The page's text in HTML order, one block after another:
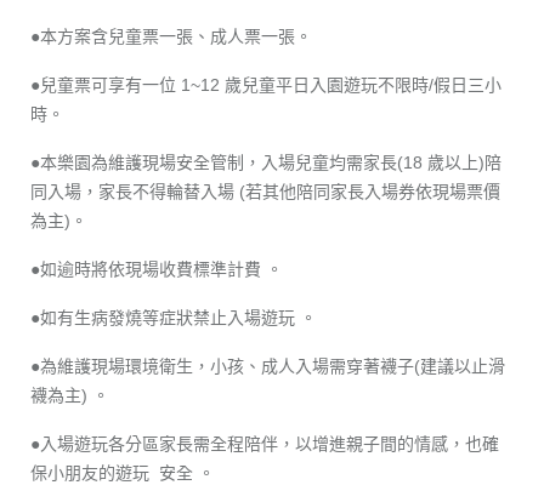
●本方案含兒童票一張、成人票一張。
●兒童票可享有一位 1~12 歲兒童平日入園遊玩不限時/假日三小
時。
●本樂園為維護現場安全管制，入場兒童均需家長(18 歲以上)陪
同入場，家長不得輪替入場 (若其他陪同家長入場券依現場票價
為主)。
●如逾時將依現場收費標準計費 。
●如有生病發燒等症狀禁止入場遊玩 。
●為維護現場環境衛生，小孩、成人入場需穿著襪子(建議以止滑
襪為主) 。
●入場遊玩各分區家長需全程陪伴，以增進親子間的情感，也確
保小朋友的遊玩 安全 。